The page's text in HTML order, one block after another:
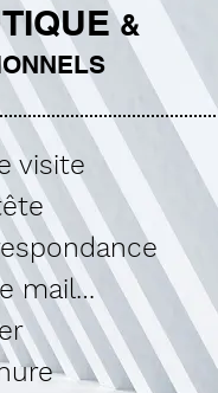
&
visite
mail…